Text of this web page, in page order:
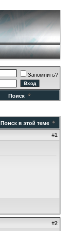
Запомнить?
Поиск
Поиск в этой теме
#1
#2